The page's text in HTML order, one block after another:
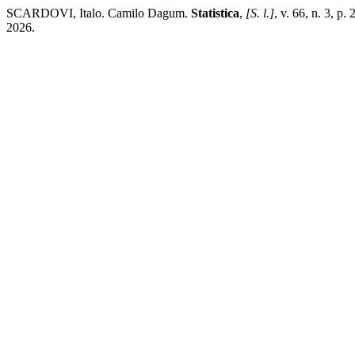
SCARDOVI, Italo. Camilo Dagum. Statistica, [S. l.], v. 66, n. 3, p.
2026.